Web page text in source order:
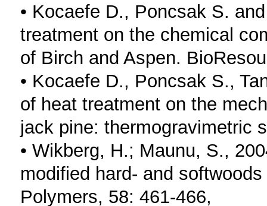
• Kocaefe D., Poncsak S.
treatment on the chemical
of Birch and Aspen.
• Kocaefe D., Poncsak S.,
of heat treatment on the
jack pine: thermogravimetric
• Wikberg, H.; Maunu, S.,
modified hard- and
Polymers, 58: 461-466,